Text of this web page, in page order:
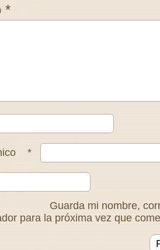
*
*
Guarda mi nombre,
para la próxima vez que